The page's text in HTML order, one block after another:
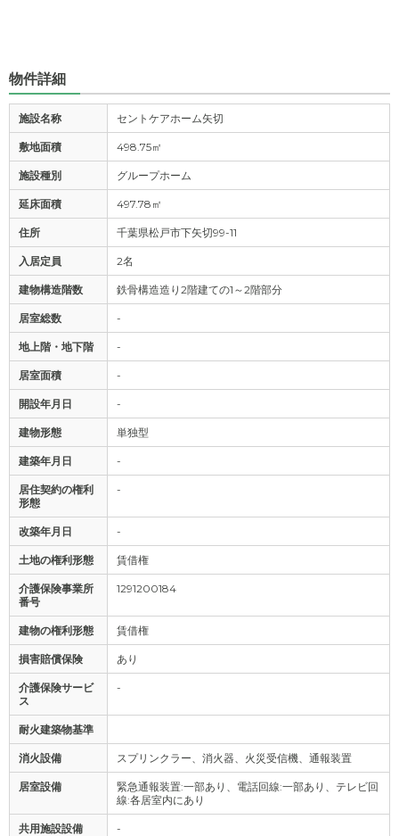
物件詳細
施設名称 セントケアホーム矢切
敷地面積 498.75㎡
施設種別 グループホーム
延床面積 497.78㎡
住所 千葉県松戸市下矢切99-11
入居定員 2名
建物構造階数 鉄骨構造造り2階建ての1～2階部分
居室総数 -
地上階・地下階 -
居室面積 -
開設年月日 -
建物形態 単独型
建築年月日 -
居住契約の権利
形態
-
改築年月日 -
土地の権利形態 賃借権
介護保険事業所
番号
1291200184
建物の権利形態 賃借権
損害賠償保険 あり
介護保険サービ
ス
-
耐火建築物基準
消火設備 スプリンクラー、消火器、火災受信機、通報装置
居室設備
緊急通報装置:一部あり、電話回線:一部あり、テレビ回
線:各居室内にあり
共用施設設備 -